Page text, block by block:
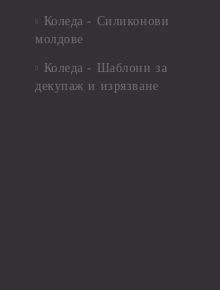
Коледа - Силиконови
молдове
Коледа - Шаблони за
декупаж и изрязване